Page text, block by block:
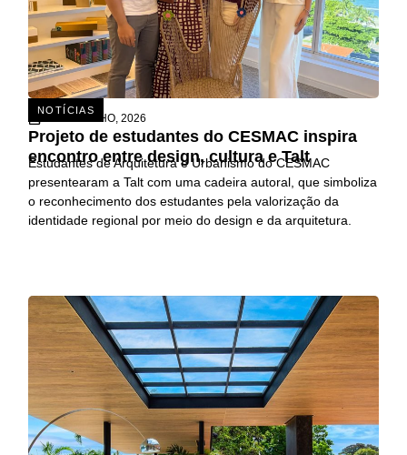
NOTÍCIAS
15 DE JULHO, 2026
Projeto de estudantes do CESMAC inspira
encontro entre design, cultura e Talt
Estudantes de Arquitetura e Urbanismo do CESMAC
presentearam a Talt com uma cadeira autoral, que simboliza
o reconhecimento dos estudantes pela valorização da
identidade regional por meio do design e da arquitetura.